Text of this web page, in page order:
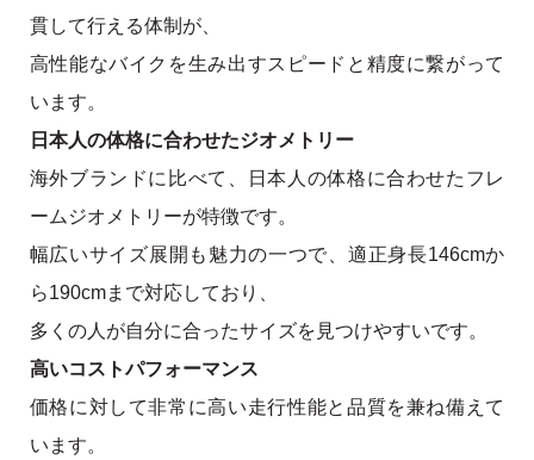
貫して行える体制が、
高性能なバイクを生み出すスピードと精度に繋がって
います。
日本人の体格に合わせたジオメトリー
海外ブランドに比べて、日本人の体格に合わせたフレ
ームジオメトリーが特徴です。
幅広いサイズ展開も魅力の一つで、適正身長146cmか
ら190cmまで対応しており、
多くの人が自分に合ったサイズを見つけやすいです。
高いコストパフォーマンス
価格に対して非常に高い走行性能と品質を兼ね備えて
います。